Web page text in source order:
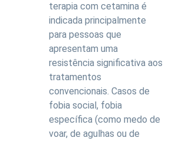
terapia com cetamina é
indicada principalmente
para pessoas que
apresentam uma
resistência significativa aos
tratamentos
convencionais. Casos de
fobia social, fobia
específica (como medo de
voar, de agulhas ou de